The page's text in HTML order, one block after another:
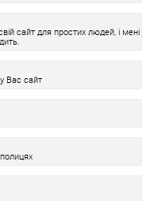
сайт для простих людей, і мені
Вас сайт